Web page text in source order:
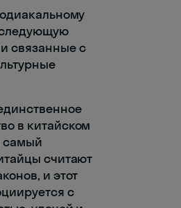
связанные с
в китайском
самый
считают
и этот
с